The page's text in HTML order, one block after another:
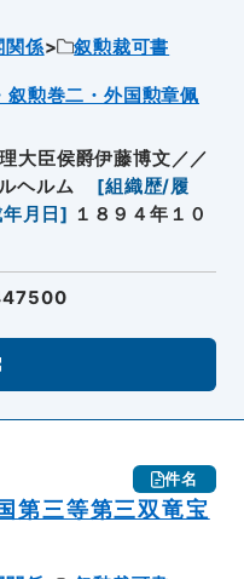
関係
叙勲裁可書
勲巻二・外国勲章佩
大臣侯爵伊藤博文／／
ヘルム
[組織歴/履
月日] １８９４年１０
件名
第三等第三双竜宝